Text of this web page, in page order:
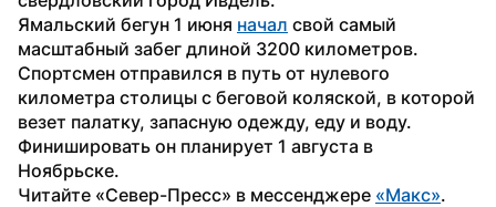
Ямальский бегун 1 июня начал свой самый
масштабный забег длиной 3200 километров.
Спортсмен отправился в путь от нулевого
километра столицы с беговой коляской, в которой
везет палатку, запасную одежду, еду и воду.
Финишировать он планирует 1 августа в
Ноябрьске.
Читайте «Север-Пресс» в мессенджере «Макс».